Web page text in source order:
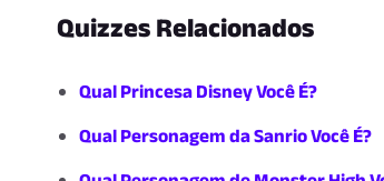
Quizzes Relacionados
Qual Princesa Disney Você É?
Qual Personagem da Sanrio Você É?